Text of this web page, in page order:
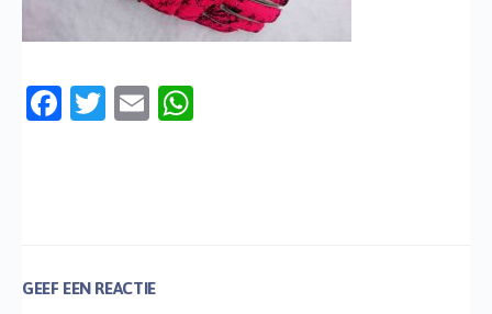
Facebook
Twitter
Email
GEEF EEN REACTIE